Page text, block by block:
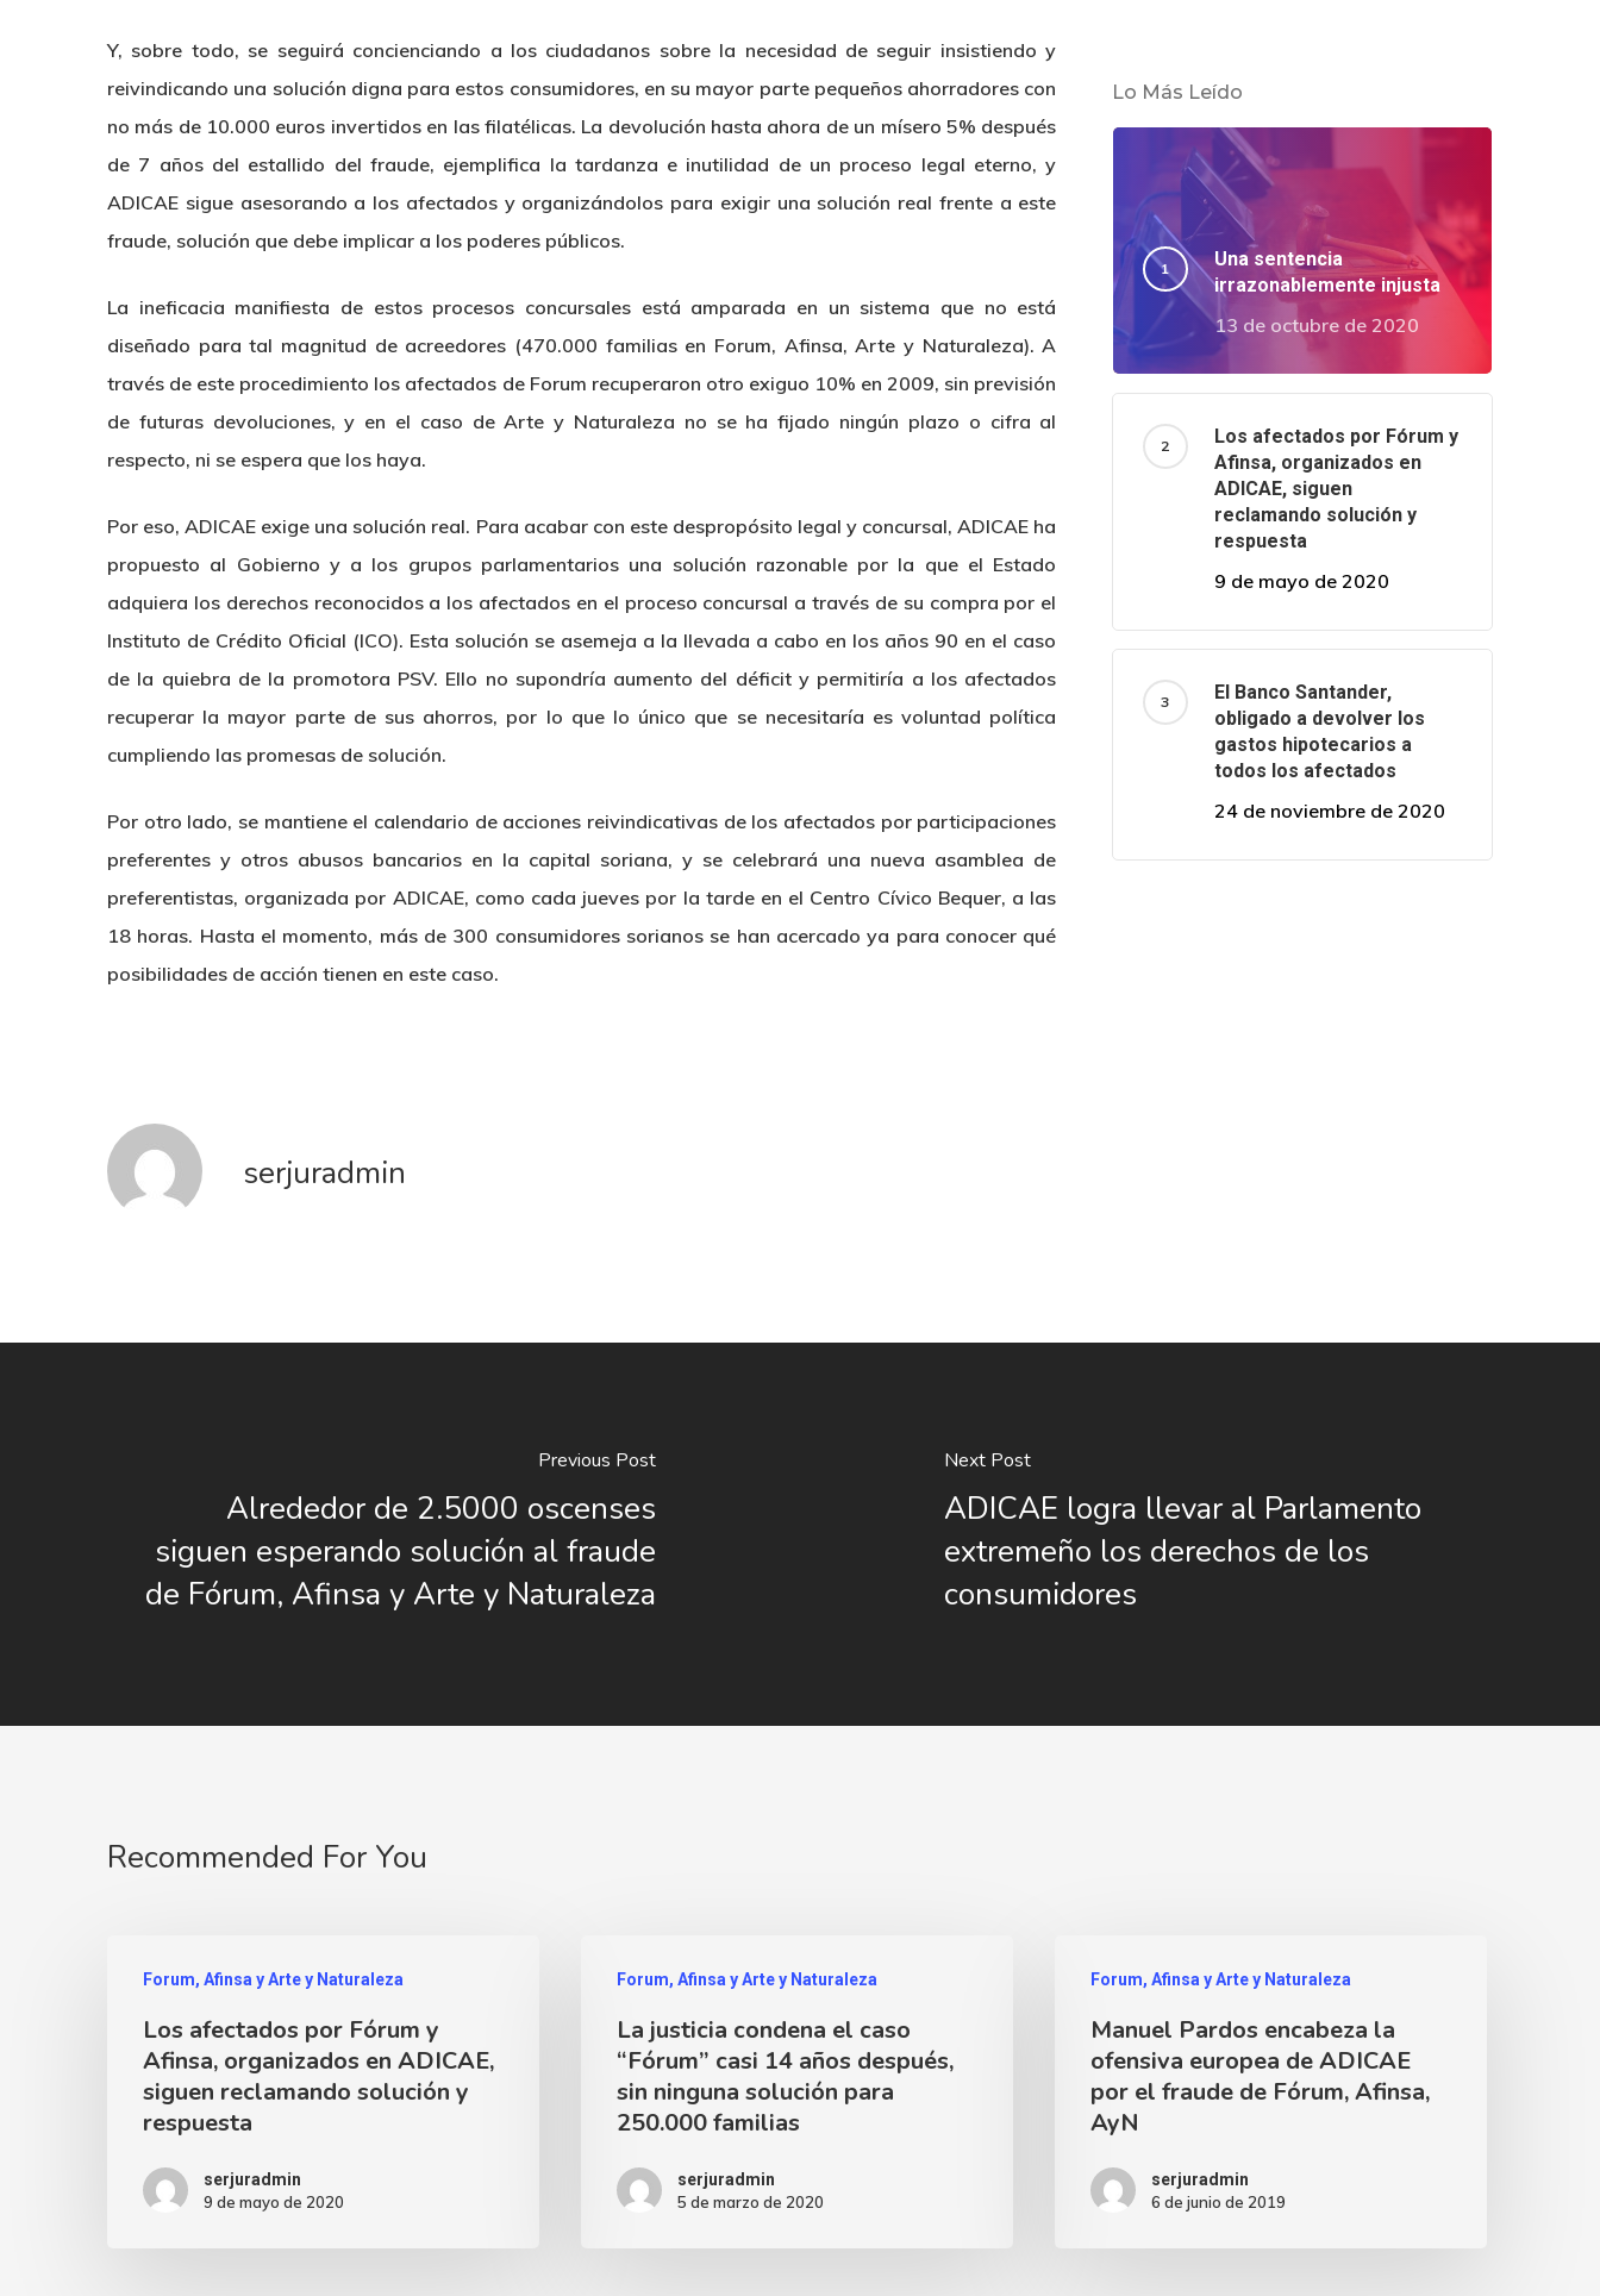
Y, sobre todo, se seguirá concienciando a los ciudadanos sobre la necesidad de seguir insistiendo y
reivindicando una solución digna para estos consumidores, en su mayor parte pequeños ahorradores con
no más de 10.000 euros invertidos en las filatélicas. La devolución hasta ahora de un mísero 5% después
de 7 años del estallido del fraude, ejemplifica la tardanza e inutilidad de un proceso legal eterno, y
ADICAE sigue asesorando a los afectados y organizándolos para exigir una solución real frente a este
fraude, solución que debe implicar a los poderes públicos.
La ineficacia manifiesta de estos procesos concursales está amparada en un sistema que no está
diseñado para tal magnitud de acreedores (470.000 familias en Forum, Afinsa, Arte y Naturaleza). A
través de este procedimiento los afectados de Forum recuperaron otro exiguo 10% en 2009, sin previsión
de futuras devoluciones, y en el caso de Arte y Naturaleza no se ha fijado ningún plazo o cifra al
respecto, ni se espera que los haya.
Por eso, ADICAE exige una solución real. Para acabar con este despropósito legal y concursal, ADICAE ha
propuesto al Gobierno y a los grupos parlamentarios una solución razonable por la que el Estado
adquiera los derechos reconocidos a los afectados en el proceso concursal a través de su compra por el
Instituto de Crédito Oficial (ICO). Esta solución se asemeja a la llevada a cabo en los años 90 en el caso
de la quiebra de la promotora PSV. Ello no supondría aumento del déficit y permitiría a los afectados
recuperar la mayor parte de sus ahorros, por lo que lo único que se necesitaría es voluntad política
cumpliendo las promesas de solución.
Por otro lado, se mantiene el calendario de acciones reivindicativas de los afectados por participaciones
preferentes y otros abusos bancarios en la capital soriana, y se celebrará una nueva asamblea de
preferentistas, organizada por ADICAE, como cada jueves por la tarde en el Centro Cívico Bequer, a las
18 horas. Hasta el momento, más de 300 consumidores sorianos se han acercado ya para conocer qué
posibilidades de acción tienen en este caso.
serjuradmin
Lo Más Leído
Una sentencia
irrazonablemente injusta
13 de octubre de 2020
Los afectados por Fórum y
Afinsa, organizados en
ADICAE, siguen
reclamando solución y
respuesta
9 de mayo de 2020
El Banco Santander,
obligado a devolver los
gastos hipotecarios a
todos los afectados
24 de noviembre de 2020
Previous Post
Alrededor de 2.5000 oscenses
siguen esperando solución al fraude
de Fórum, Afinsa y Arte y Naturaleza
Next Post
ADICAE logra llevar al Parlamento
extremeño los derechos de los
consumidores
Recommended For You
Forum, Afinsa y Arte y Naturaleza
Los afectados por Fórum y
Afinsa, organizados en ADICAE,
siguen reclamando solución y
respuesta
serjuradmin
9 de mayo de 2020
Forum, Afinsa y Arte y Naturaleza
La justicia condena el caso
“Fórum” casi 14 años después,
sin ninguna solución para
250.000 familias
serjuradmin
5 de marzo de 2020
Forum, Afinsa y Arte y Naturaleza
Manuel Pardos encabeza la
ofensiva europea de ADICAE
por el fraude de Fórum, Afinsa,
AyN
serjuradmin
6 de junio de 2019